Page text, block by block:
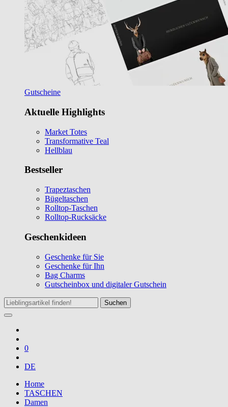
Gutscheine
Aktuelle Highlights
Market Totes
Transformative Teal
Hellblau
Bestseller
Trapeztaschen
Bügeltaschen
Rolltop-Taschen
Rolltop-Rucksäcke
Geschenkideen
Geschenke für Sie
Geschenke für Ihn
Bag Charms
Gutscheinbox und digitaler Gutschein
Suchen
0
DE
Home
TASCHEN
Damen